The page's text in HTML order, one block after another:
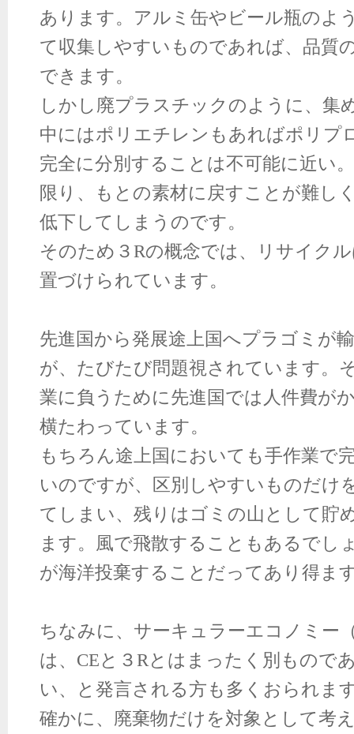
あります。アルミ缶やビール瓶のよ
て収集しやすいものであれば、品質
できます。
しかし廃プラスチックのように、集
中にはポリエチレンもあればポリプ
完全に分別することは不可能に近い
限り、もとの素材に戻すことが難し
低下してしまうのです。
そのため３Rの概念では、リサイク
置づけられています。
先進国から発展途上国へプラゴミが
が、たびたび問題視されています。
業に負うために先進国では人件費が
横たわっています。
もちろん途上国においても手作業で
いのですが、区別しやすいものだけ
てしまい、残りはゴミの山として貯
ます。風で飛散することもあるでし
が海洋投棄することだってあり得ま
ちなみに、サーキュラーエコノミー
は、 CEと３Rとはまったく別もので
い、と発言される方も多くおられま
確かに、廃棄物だけを対象として考